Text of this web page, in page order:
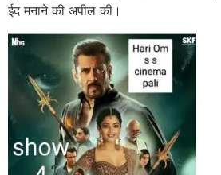
ईद मनाने की अपील की।